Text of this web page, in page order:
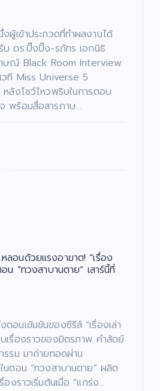
งผู้เข้าประกวดที่ทำผลงานได้
บ ดร.ปิ๊งปิ๊ง-รภัทร เอกนิธิ
ษณ์ Black Room Interview
ที Miss Universe 5
ลังโชว์ไหวพริบในการตอบ
พร้อมสื่อสารภาษ…
ลอนด้วยแรงอาฆาต! “เรื่อง
น “ทวงสาบานตาย” เสาร์นี้ที่
อนเข้มข้นของซีรีส์ “เรื่องเล่า
เรื่องราวของมิตรภาพ คำสัตย์
รรม มาถ่ายทอดผ่าน
นตอน “ทวงสาบานตาย” ผลิต
งราวเริ่มต้นเมื่อ “แกร่ง…